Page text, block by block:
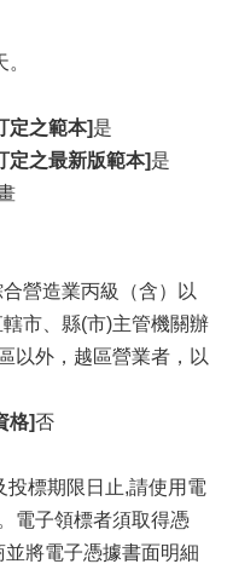
定之範本]是
定之最新版範本]是
營造業丙級（含）以
市、縣(市)主管機關辦
以外，越區營業者，以
格]否
標期限日止,請使用電
電子領標者須取得憑
將電子憑據書面明細